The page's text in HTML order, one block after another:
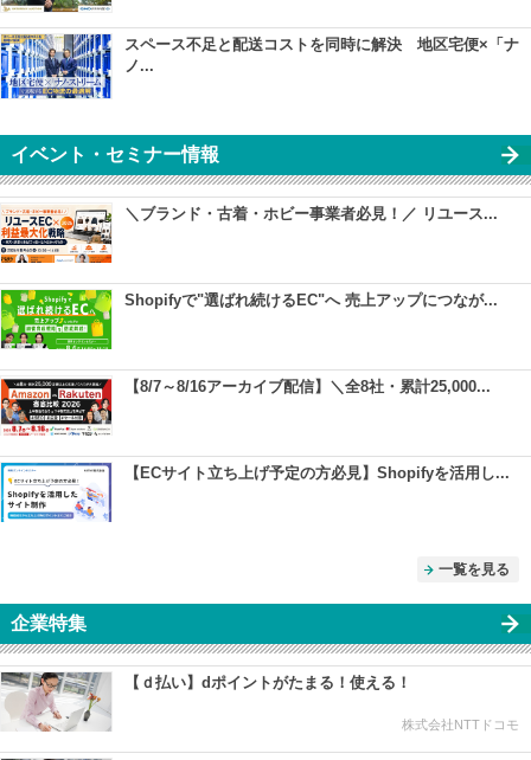
スペース不足と配送コストを同時に解決 地区宅便×「ナ
ノ...
イベント・セミナー情報
＼ブランド・古着・ホビー事業者必見！／ リユース...
Shopifyで"選ばれ続けるEC"へ 売上アップにつなが...
【8/7～8/16アーカイブ配信】＼全8社・累計25,000...
【ECサイト立ち上げ予定の方必見】Shopifyを活用し...
一覧を見る
企業特集
【ｄ払い】dポイントがたまる！使える！
株式会社NTTドコモ